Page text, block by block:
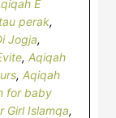
E
perak,
Jogja,
,Aqiqah
,Aqiqah
for baby
Girl Islamqa,